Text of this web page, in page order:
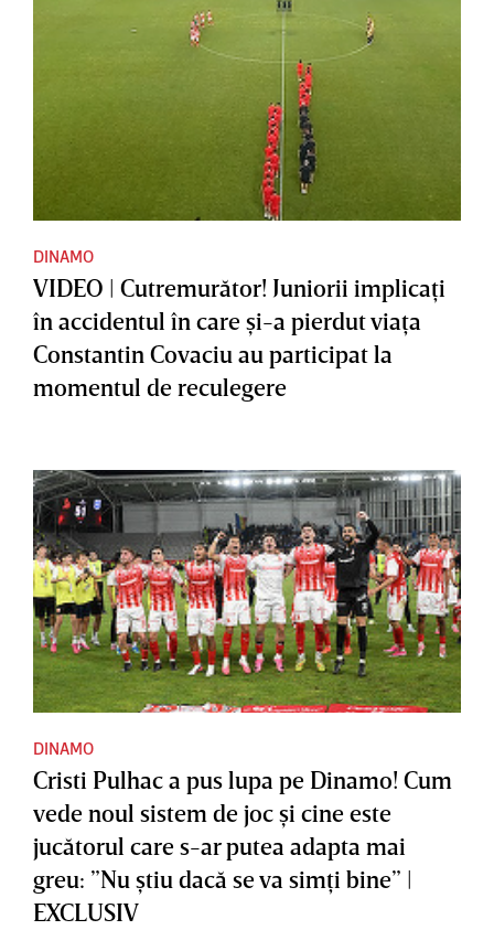
DINAMO
VIDEO | Cutremurător! Juniorii implicaţi
în accidentul în care şi-a pierdut viaţa
Constantin Covaciu au participat la
momentul de reculegere
DINAMO
Cristi Pulhac a pus lupa pe Dinamo! Cum
vede noul sistem de joc şi cine este
jucătorul care s-ar putea adapta mai
greu: ”Nu ştiu dacă se va simţi bine” |
EXCLUSIV